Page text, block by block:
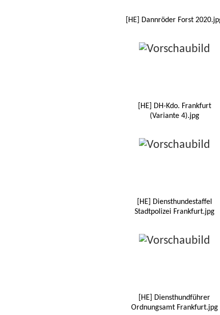
[HE] Dannröder Forst
[HE] DH-Kdo. Frankfurt
(Variante 4).jpg
[HE] Diensthundestaffel
Stadtpolizei Frankfurt.jpg
[HE] Diensthundführer
Ordnungsamt Frankfurt.jpg